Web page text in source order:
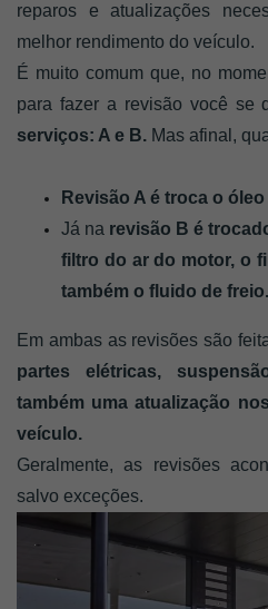
reparos e atualizações
melhor rendimento do veículo.
É muito comum que, no
para fazer a revisão você se
serviços: A e B. Mas afinal,
Revisão A é troca o
Já na revisão B é
filtro do ar do motor, o
também o fluido de freio.
Em ambas as revisões são
partes elétricas,
também uma atualização
veículo.
Geralmente, as revisões
salvo exceções.